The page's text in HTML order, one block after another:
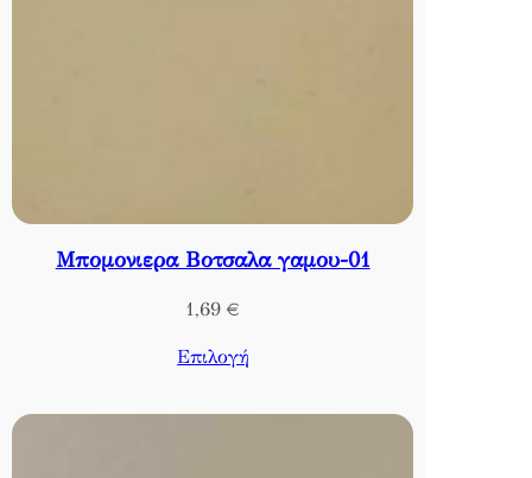
Μπομονιερα Βοτσαλα γαμου-01
1,69 €
Επιλογή